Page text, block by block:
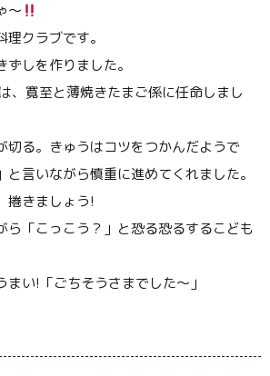
〜
クラブです。
しを作りました。
、寛至と薄焼きたまご係に任命しまし
切る。きゅうはコツをつかんだようで
と言いながら慎重に進めてくれました。
捲きましょう!
ら「こっこう？」と恐る恐るするこども
い!「ごちそうさまでした〜」